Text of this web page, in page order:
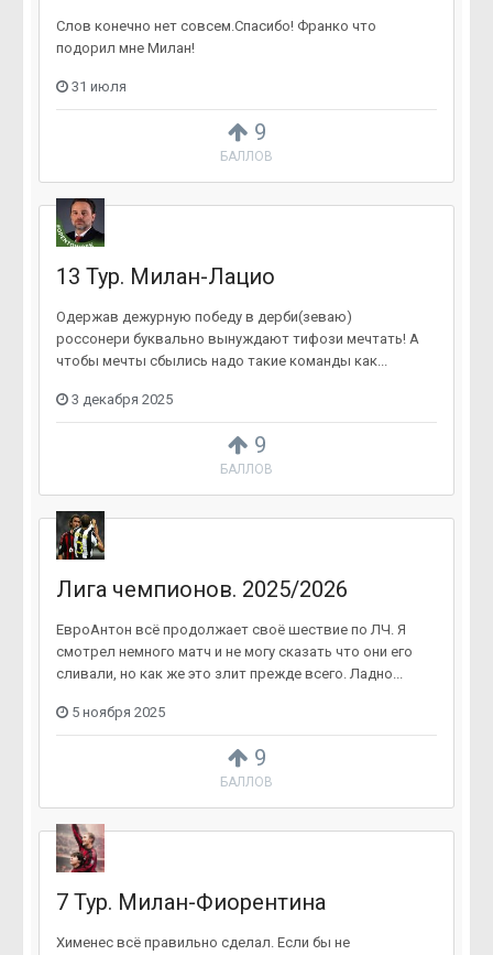
9
БАЛЛОВ
Слов конечно нет совсем.Спасибо! Франко что
подорил мне Милан!
31 июля
9
БАЛЛОВ
13 Тур. Милан-Лацио
Одержав дежурную победу в дерби(зеваю)
россонери буквально вынуждают тифози мечтать! А
чтобы мечты сбылись надо такие команды как...
3 декабря 2025
9
БАЛЛОВ
Лига чемпионов. 2025/2026
ЕвроАнтон всё продолжает своё шествие по ЛЧ. Я
смотрел немного матч и не могу сказать что они его
сливали, но как же это злит прежде всего. Ладно...
5 ноября 2025
7 Тур. Милан-Фиорентина
Хименес всё правильно сделал. Если бы не